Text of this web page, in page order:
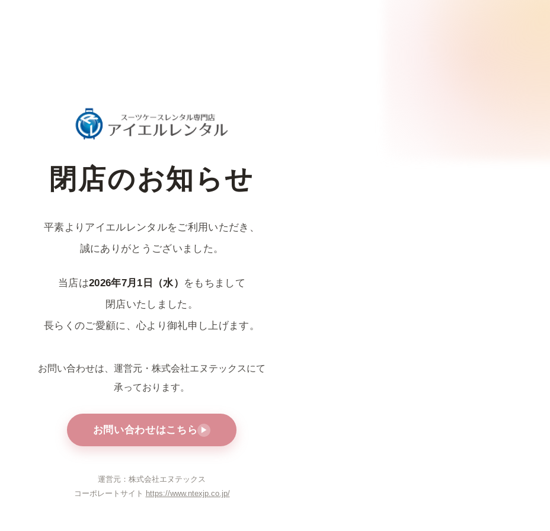
閉店のお知らせ
平素よりアイエルレンタルをご利用いただき、
誠にありがとうございました。
当店は2026年7月1日（水）
をもちまして
閉店いたしました。
長らくのご愛顧に、心より御礼申し上げます。
お問い合わせは、運営元・株式会社エヌテックスにて
承っております。
お問い合わせはこちら ▶
運営元：株式会社エヌテックス
コーポレートサイト https://www.ntexjp.co.jp/